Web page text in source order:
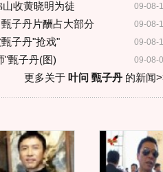
09-08-
收黄晓明为徒
09-08-
子丹片酬占大部分
09-08-
子丹"抢戏"
09-08-
"甄子丹(图)
更多关于 叶问 甄子丹的新闻